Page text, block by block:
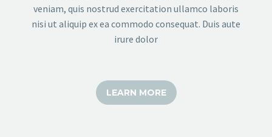
veniam, quis nostrud exercitation ullamco laboris
nisi ut aliquip ex ea commodo consequat. Duis aute
irure dolor
LEARN MORE